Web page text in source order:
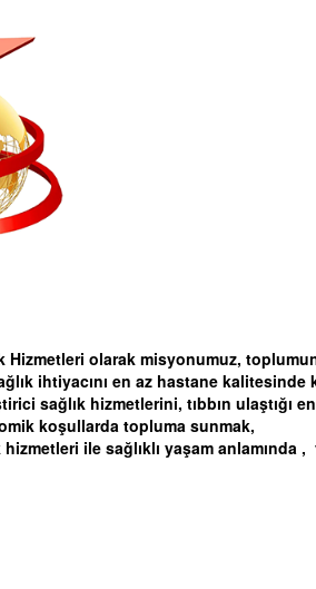
Hizmetleri olarak misyonumuz,
ihtiyacını en az hastane
sağlık hizmetlerini, tıbbın ulaştığı
koşullarda topluma sunmak,
hizmetleri ile sağlıklı yaşam